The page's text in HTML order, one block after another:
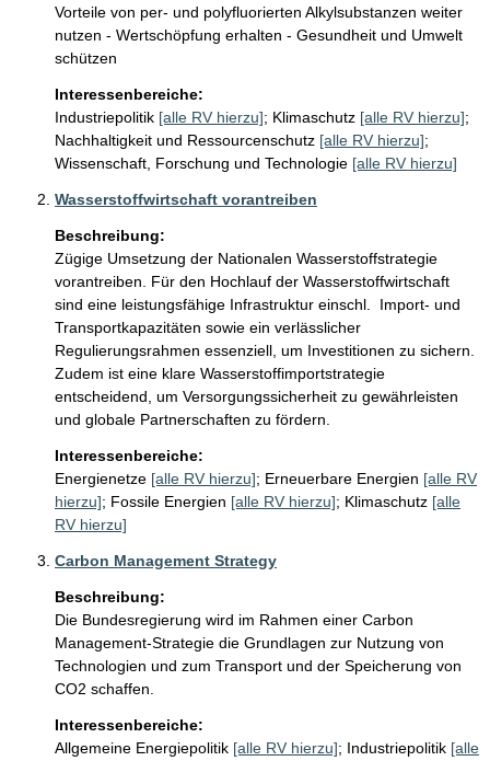
Vorteile von per- und polyfluorierten Alkylsubstanzen weiter
nutzen - Wertschöpfung erhalten - Gesundheit und Umwelt
schützen
Interessenbereiche:
Industriepolitik [alle RV hierzu]; Klimaschutz [alle RV hierzu];
Nachhaltigkeit und Ressourcenschutz [alle RV hierzu];
Wissenschaft, Forschung und Technologie [alle RV hierzu]
Wasserstoffwirtschaft vorantreiben
Beschreibung:
Zügige Umsetzung der Nationalen Wasserstoffstrategie
vorantreiben. Für den Hochlauf der Wasserstoffwirtschaft
sind eine leistungsfähige Infrastruktur einschl.  Import- und
Transportkapazitäten sowie ein verlässlicher
Regulierungsrahmen essenziell, um Investitionen zu sichern.
Zudem ist eine klare Wasserstoffimportstrategie
entscheidend, um Versorgungssicherheit zu gewährleisten
und globale Partnerschaften zu fördern.
Interessenbereiche:
Energienetze [alle RV hierzu]; Erneuerbare Energien [alle RV
hierzu]; Fossile Energien [alle RV hierzu]; Klimaschutz [alle
RV hierzu]
Carbon Management Strategy
Beschreibung:
Die Bundesregierung wird im Rahmen einer Carbon
Management-Strategie die Grundlagen zur Nutzung von
Technologien und zum Transport und der Speicherung von
CO2 schaffen.
Interessenbereiche:
Allgemeine Energiepolitik [alle RV hierzu]; Industriepolitik [alle